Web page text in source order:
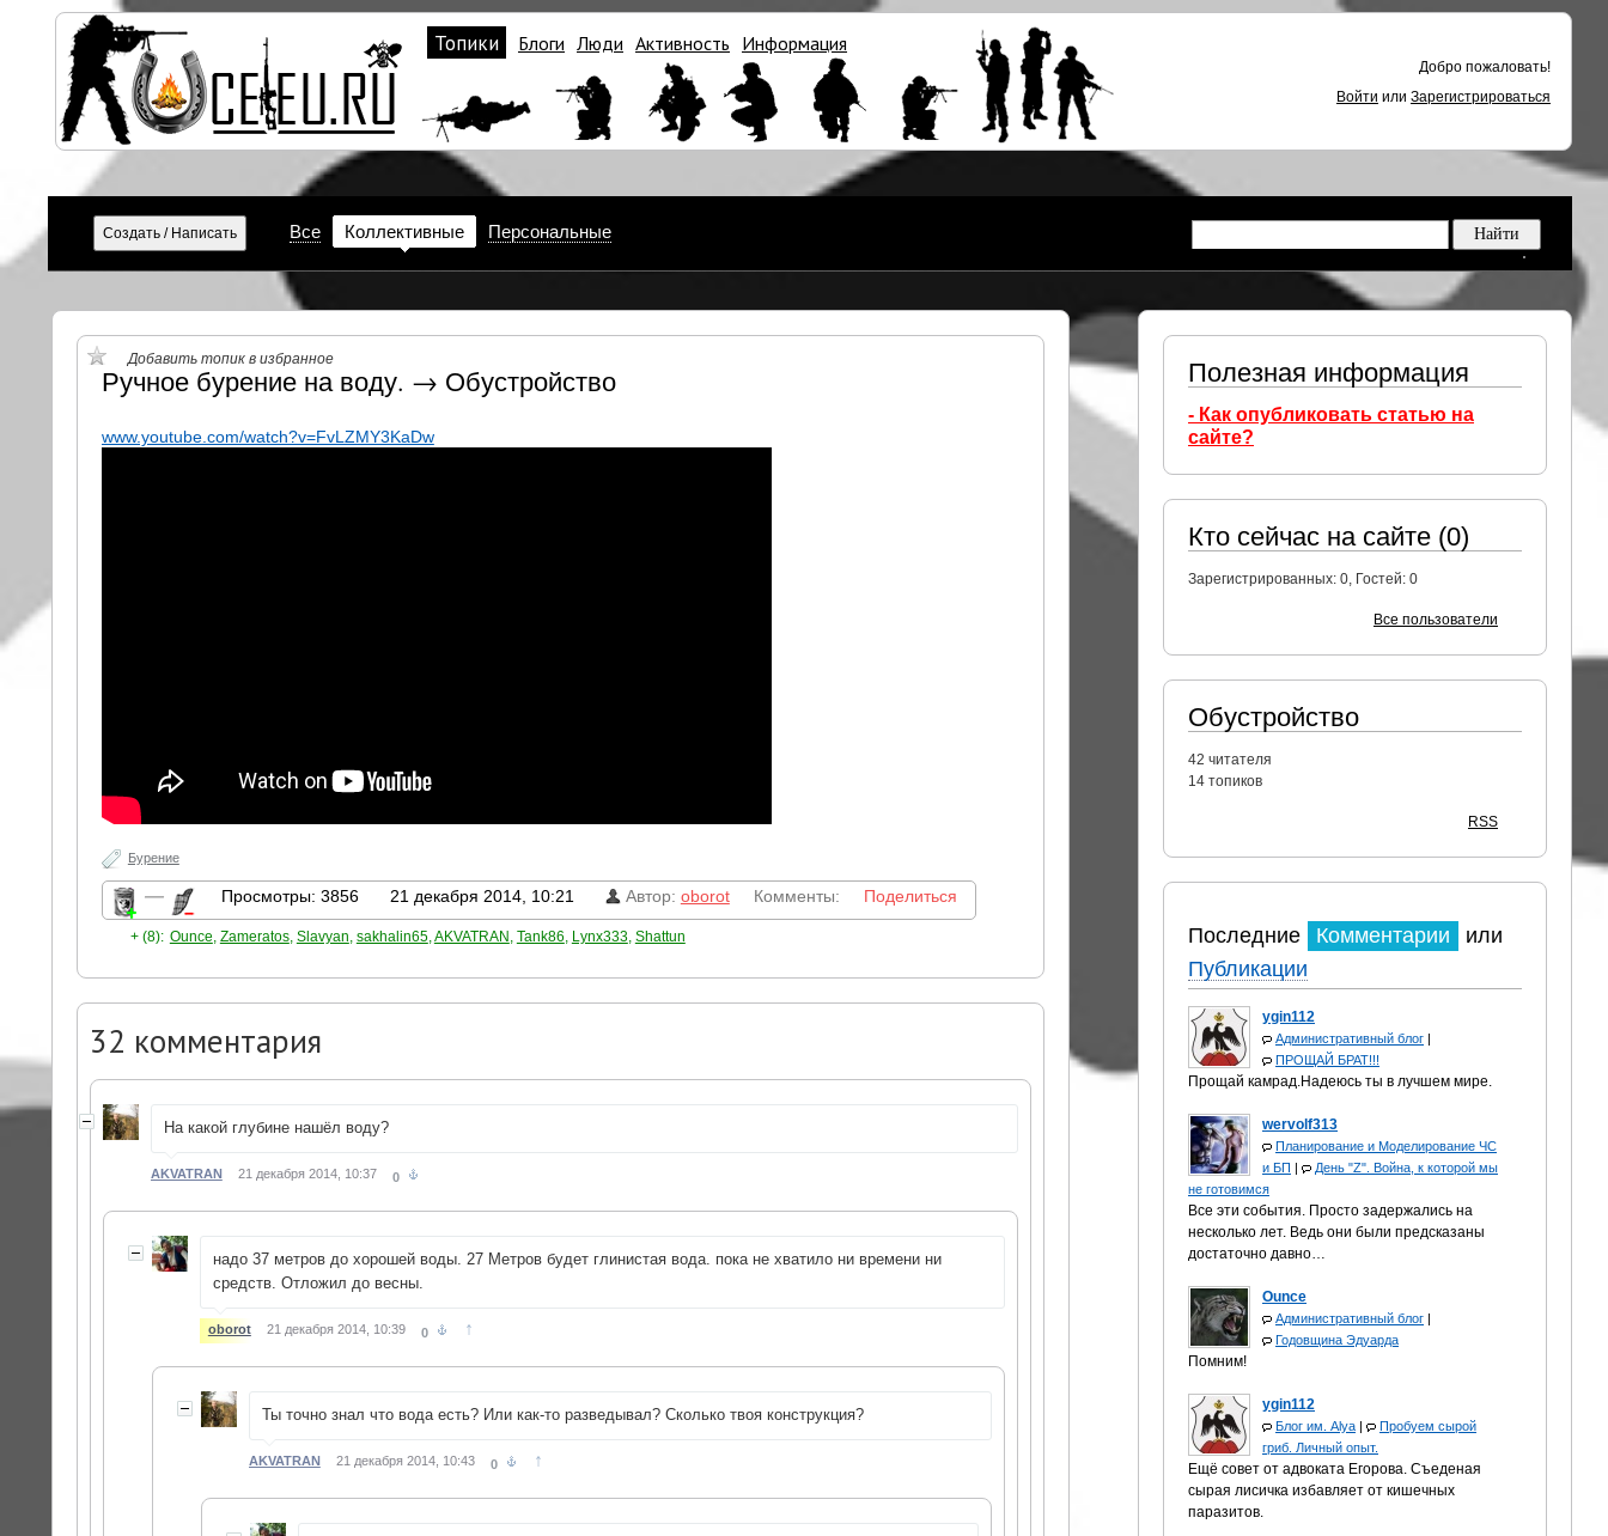
Топики Блоги Люди Активность Информация
Добро пожаловать!
Войти или Зарегистрироваться
Все Коллективные Персональные
Полезная информация
- Как опубликовать статью на
сайте?
Кто сейчас на сайте (0)
Зарегистрированных: 0, Гостей: 0
Все пользователи
Обустройство
42 читателя
14 топиков
RSS
Последние Комментарии
или
Публикации
ygin112
Административный блог |
ПРОЩАЙ БРАТ!!!
Прощай камрад.Надеюсь ты в лучшем мире.
wervolf313
Планирование и Моделирование ЧС
и БП |
День "Z". Война, к которой мы
не готовимся
Все эти события. Просто задержались на
несколько лет. Ведь они были предсказаны
достаточно давно…
Ounce
Административный блог |
Годовщина Эдуарда
Помним!
ygin112
Блог им. Alya |
Пробуем сырой
гриб. Личный опыт.
Ещё совет от адвоката Егорова. Съеденая
сырая лисичка избавляет от кишечных
паразитов.
Добавить топик в избранное
Ручное бурение на воду. → Обустройство
www.youtube.com/watch?v=FvLZMY3KaDw
Бурение
— Просмотры: 3856 21 декабря 2014, 10:21 Автор: oborotКомменты: Поделиться
+ (8): Ounce, Zameratos, Slavyan, sakhalin65,AKVATRAN , Tank86, Lynx333, Shattun
32 комментария
На какой глубине нашёл воду?
AKVATRAN 21 декабря 2014, 10:37 0
надо 37 метров до хорошей воды. 27 Метров будет глинистая вода. пока не хватило ни времени ни
средств. Отложил до весны.
oborot 21 декабря 2014, 10:39 0 ↑
Ты точно знал что вода есть? Или как-то разведывал? Сколько твоя конструкция?
AKVATRAN 21 декабря 2014, 10:43 0 ↑